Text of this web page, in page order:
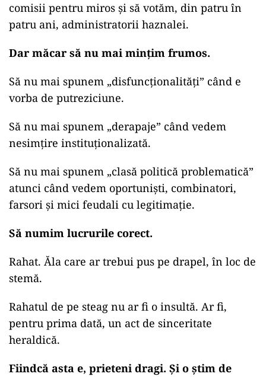
comisii pentru miros și să votăm, din patru în
patru ani, administratorii haznalei.
Dar măcar să nu mai mințim frumos.
Să nu mai spunem „disfuncționalități” când e
vorba de putreziciune.
Să nu mai spunem „derapaje” când vedem
nesimțire instituționalizată.
Să nu mai spunem „clasă politică problematică”
atunci când vedem oportuniști, combinatori,
farsori și mici feudali cu legitimație.
Să numim lucrurile corect.
Rahat. Ăla care ar trebui pus pe drapel, în loc de
stemă.
Rahatul de pe steag nu ar fi o insultă. Ar fi,
pentru prima dată, un act de sinceritate
heraldică.
Fiindcă asta e, prieteni dragi. Și o știm de